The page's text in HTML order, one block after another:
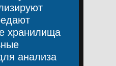
хранилища
анализа